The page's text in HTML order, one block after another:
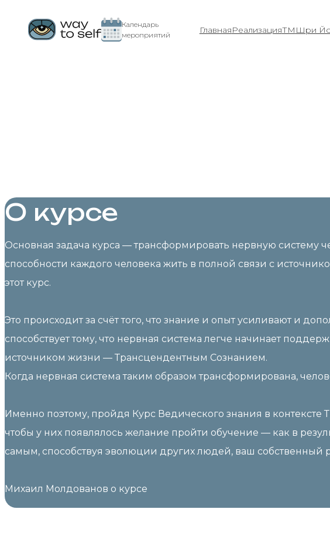
Календарь
мероприятий
ГлавнаяРеализацияТМ Шри
О курсе
Основная задача курса — трансформировать нервную систему
способности каждого человека жить в полной связи с
этот курс.
Это происходит за счёт того, что знание и опыт усиливают и
способствует тому, что нервная система легче начинает
источником жизни — Трансцендентным Сознанием.
Когда нервная система таким образом трансформирована,
Именно поэтому, пройдя Курс Ведического знания в
чтобы у них появлялось желание пройти обучение — как в
самым, способствуя эволюции других людей, ваш собственный
Михаил Молдованов о курсе